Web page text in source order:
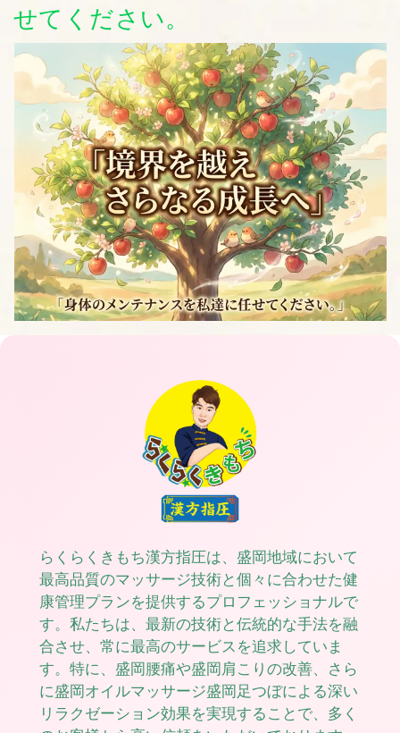
せてください。
らくらくきもち漢方指圧は、盛岡地域において
最高品質のマッサージ技術と個々に合わせた健
康管理プランを提供するプロフェッショナルで
す。私たちは、最新の技術と伝統的な手法を融
合させ、常に最高のサービスを追求していま
す。特に、盛岡腰痛や盛岡肩こりの改善、さら
に盛岡オイルマッサージ盛岡足つぼによる深い
リラクゼーション効果を実現することで、多く